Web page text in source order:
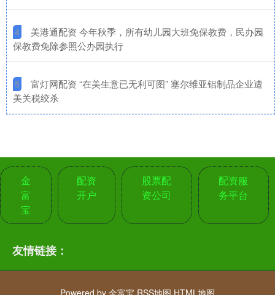
4
​美港通配资 今年秋季，所有幼儿园大班免保教费，民办园
保教费免除参照公办园执行
5
​富灯网配资 “在美生意已无利可图” 塞尔维亚铝制品企业遭
美关税绞杀
金
富
宝
配资
开户
股票配
资公司
配资服
务平台
友情链接：